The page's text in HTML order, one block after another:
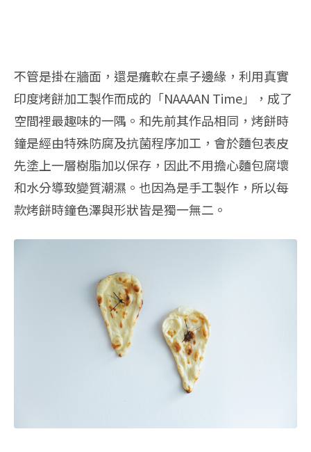
不管是掛在牆面，還是癱軟在桌子邊緣，利用真實
印度烤餅加工製作而成的「NAAAAN Time」，成了
空間裡最趣味的一隅。和先前其作品相同，烤餅時
鐘是經由特殊防腐及抗菌程序加工，會於麵包表皮
先塗上一層樹脂加以保存，因此不用擔心麵包腐壞
和水分導致變質潮濕。也因為是手工製作，所以每
款烤餅時鐘色澤與形狀皆是獨一無二。